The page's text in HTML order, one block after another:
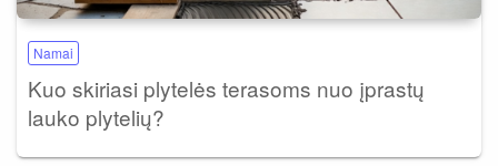
Namai
Kuo skiriasi plytelės terasoms nuo įprastų
lauko plytelių?